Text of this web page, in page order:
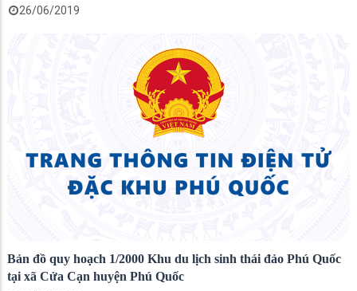
26/06/2019
Bản đồ quy hoạch 1/2000 Khu du lịch sinh thái đảo Phú Quốc
tại xã Cửa Cạn huyện Phú Quốc